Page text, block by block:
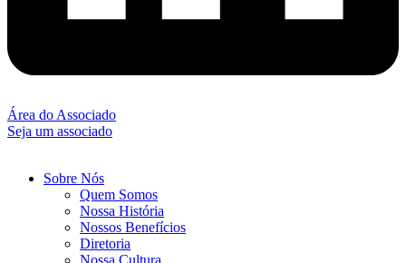
Área do Associado
Seja um associado
Sobre Nós
Quem Somos
Nossa História
Nossos Benefícios
Diretoria